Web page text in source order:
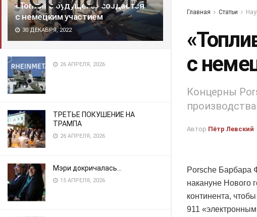
«Топливо будущего» создаётся
с немецким участием
30 ДЕКАБРЯ, 2022
26 АПРЕЛЯ, 2026
ТРЕТЬЕ ПОКУШЕНИЕ НА
ТРАМПА
26 АПРЕЛЯ, 2026
Мэри докричалась…
15 АПРЕЛЯ, 2026
Главная Статьи
с
Концерны
Автор Пётр Левский
Porsche Барбара
накануне Нового
континента,
911